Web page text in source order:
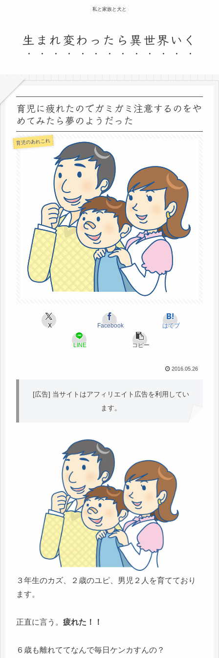
私と家族と犬と
生まれ変わったら異世界いく
育児に疲れたのでガミガミ注意するのをや
めてみたら夢のようだった
育児のあれこれ
X Facebook はてブ
LINE コピー
2016.05.26
[広告] 当サイトはアフィリエイト広告を利用してい
ます。
３年生のカズ、２歳のユピ、男児２人を育てており
ます。
正直に言う。 疲れた！！
６歳も離れててなんで毎日ケンカすんの？